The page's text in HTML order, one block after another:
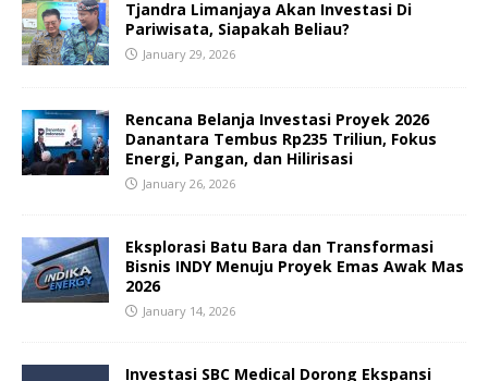
Tjandra Limanjaya Akan Investasi Di
Pariwisata, Siapakah Beliau?
January 29, 2026
Rencana Belanja Investasi Proyek 2026
Danantara Tembus Rp235 Triliun, Fokus
Energi, Pangan, dan Hilirisasi
January 26, 2026
Eksplorasi Batu Bara dan Transformasi
Bisnis INDY Menuju Proyek Emas Awak Mas
2026
January 14, 2026
Investasi SBC Medical Dorong Ekspansi